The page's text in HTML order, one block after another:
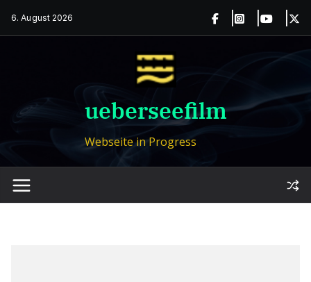
6. August 2026
ueberseefilm
Webseite in Progress